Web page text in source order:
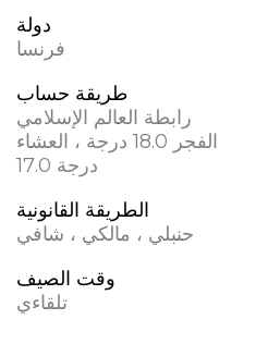
دولة
فرنسا
طريقة حساب
رابطة العالم الإسلامي
الفجر 18.0 درجة ، العشاء
17.0 درجة
الطريقة القانونية
حنبلي ، مالكي ، شافي
وقت الصيف
تلقاءي